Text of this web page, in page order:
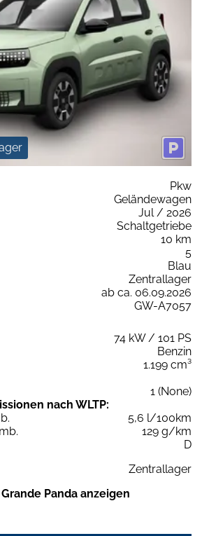
Pkw
Geländewagen
Jul / 2026
Schaltgetriebe
10 km
5
Blau
Zentrallager
ab ca. 06.09.2026
GW-A7057
74 kW / 101 PS
Benzin
1.199 cm³
1 (None)
nach WLTP:
5,6 l/100km
129 g/km
D
Zentrallager
Panda anzeigen